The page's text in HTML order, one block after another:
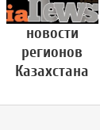
новости
регионов
Казахстана